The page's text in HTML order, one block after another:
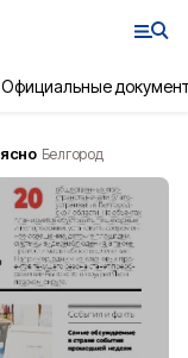
Официальные
ясно Белгород